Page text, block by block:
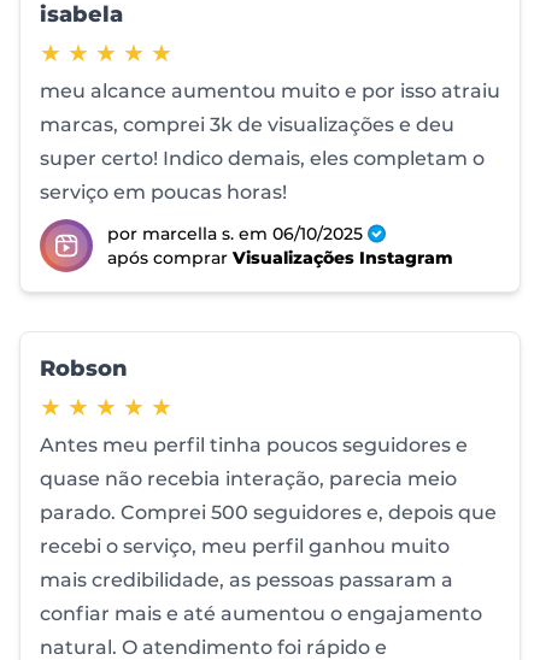
isabela
★ ★ ★ ★ ★
5 de 5 estrelas
meu alcance aumentou muito e por isso atraiu
marcas, comprei 3k de visualizações e deu
super certo! Indico demais, eles completam o
serviço em poucas horas!
por marcella s. em 06/10/2025
após comprar Visualizações Instagram
Robson
★ ★ ★ ★ ★
5 de 5 estrelas
Antes meu perfil tinha poucos seguidores e
quase não recebia interação, parecia meio
parado. Comprei 500 seguidores e, depois que
recebi o serviço, meu perfil ganhou muito
mais credibilidade, as pessoas passaram a
confiar mais e até aumentou o engajamento
natural. O atendimento foi rápido e